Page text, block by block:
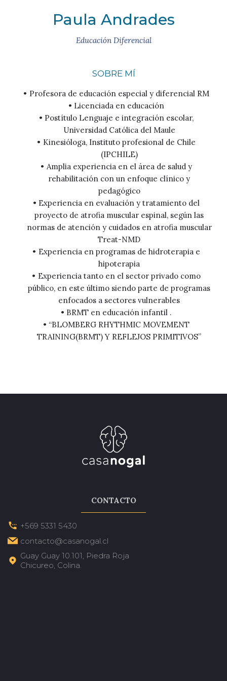
Paula Andrades
Educación Diferencial
SOBRE MÍ
Profesora de educación especial y diferencial RM
Licenciada en educación
Postítulo Lenguaje e integración escolar,
Universidad Católica del Maule
Kinesióloga, Instituto profesional de Chile
(IPCHILE)
Amplia experiencia en el área de salud y
rehabilitación con un enfoque clínico y
pedagógico
Experiencia en evaluación y tratamiento del
proyecto de atrofia muscular espinal, según las
normas de atención y cuidados en atrofia muscular
Treat-NMD
Experiencia en programas de hidroterapia e
hipoterapia
Experiencia tanto en el sector privado como
público, en este último siendo parte de programas
enfocados a sectores vulnerables
BRMT en educación infantil .
“BLOMBERG RHYTHMIC MOVEMENT
TRAINING(BRMT) Y REFLEJOS PRIMITIVOS”
CONTACTO
+569 5331 5430
contacto@casanogal.cl
Guay Guay 10.101, Piedra Roja
Chicureo, Colina.